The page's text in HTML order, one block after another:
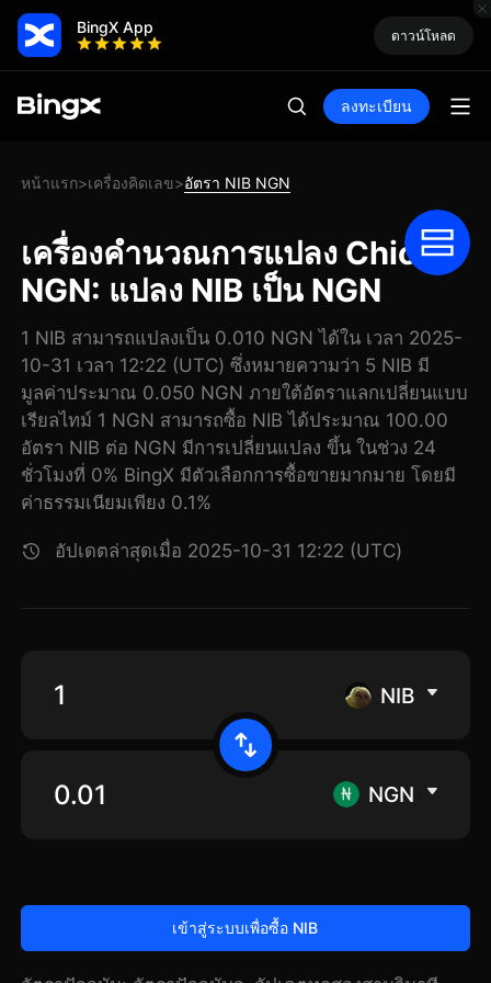
BingX App ดาวน์โหลด
ลงทะเบียน
หน้าแรก>เครื่องคิดเลข>อัตรา NIB NGN
เครื่องคำนวณการแปลง Chick
NGN: แปลง NIB เป็น NGN
1 NIB สามารถแปลงเป็น 0.010 NGN ได้ใน เวลา 2025-
10-31 เวลา 12:22 (UTC) ซึ่งหมายความว่า 5 NIB มี
มูลค่าประมาณ 0.050 NGN ภายใต้อัตราแลกเปลี่ยนแบบ
เรียลไทม์ 1 NGN สามารถซื้อ NIB ได้ประมาณ 100.00
อัตรา NIB ต่อ NGN มีการเปลี่ยนแปลง ขึ้น ในช่วง 24
ชั่วโมงที่ 0% BingX มีตัวเลือกการซื้อขายมากมาย โดยมี
ค่าธรรมเนียมเพียง 0.1%
อัปเดตล่าสุดเมื่อ 2025-10-31 12:22 (UTC)
NIB
NGN
เข้าสู่ระบบเพื่อซื้อ NIB